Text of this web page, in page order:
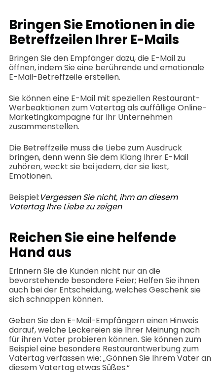
Bringen Sie Emotionen in die
Betreffzeilen Ihrer E-Mails
Bringen Sie den Empfänger dazu, die E-Mail zu
öffnen, indem Sie eine berührende und emotionale
E-Mail-Betreffzeile erstellen.
Sie können eine E-Mail mit speziellen Restaurant-
Werbeaktionen zum Vatertag als auffällige Online-
Marketingkampagne für Ihr Unternehmen
zusammenstellen.
Die Betreffzeile muss die Liebe zum Ausdruck
bringen, denn wenn Sie dem Klang Ihrer E-Mail
zuhören, weckt sie bei jedem, der sie liest,
Emotionen.
Beispiel:Vergessen Sie nicht, ihm an diesem
Vatertag Ihre Liebe zu zeigen
Reichen Sie eine helfende
Hand aus
Erinnern Sie die Kunden nicht nur an die
bevorstehende besondere Feier; Helfen Sie ihnen
auch bei der Entscheidung, welches Geschenk sie
sich schnappen können.
Geben Sie den E-Mail-Empfängern einen Hinweis
darauf, welche Leckereien sie Ihrer Meinung nach
für ihren Vater probieren können. Sie können zum
Beispiel eine besondere Restaurantwerbung zum
Vatertag verfassen wie: „Gönnen Sie Ihrem Vater an
diesem Vatertag etwas Süßes.“